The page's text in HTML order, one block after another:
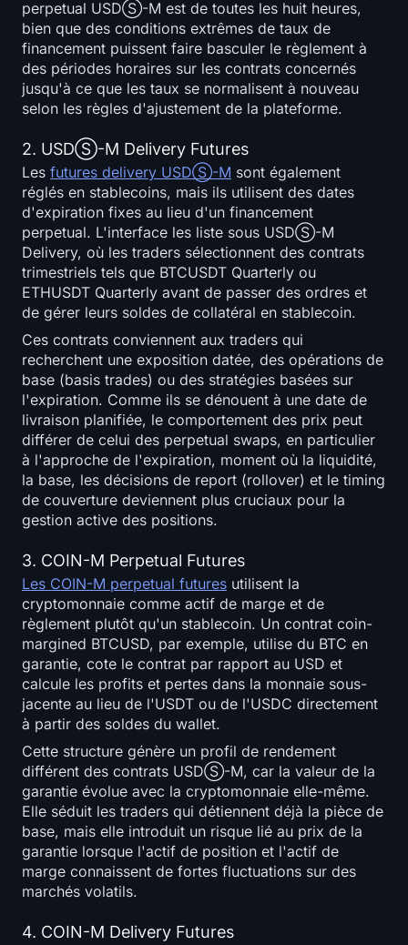
perpetual USDⓈ-M est de toutes les huit heures,
bien que des conditions extrêmes de taux de
financement puissent faire basculer le règlement à
des périodes horaires sur les contrats concernés
jusqu'à ce que les taux se normalisent à nouveau
selon les règles d'ajustement de la plateforme.
2. USDⓈ-M Delivery Futures
Les futures delivery USDⓈ-M sont également
réglés en stablecoins, mais ils utilisent des dates
d'expiration fixes au lieu d'un financement
perpetual. L'interface les liste sous USDⓈ-M
Delivery, où les traders sélectionnent des contrats
trimestriels tels que BTCUSDT Quarterly ou
ETHUSDT Quarterly avant de passer des ordres et
de gérer leurs soldes de collatéral en stablecoin.
Ces contrats conviennent aux traders qui
recherchent une exposition datée, des opérations de
base (basis trades) ou des stratégies basées sur
l'expiration. Comme ils se dénouent à une date de
livraison planifiée, le comportement des prix peut
différer de celui des perpetual swaps, en particulier
à l'approche de l'expiration, moment où la liquidité,
la base, les décisions de report (rollover) et le timing
de couverture deviennent plus cruciaux pour la
gestion active des positions.
3. COIN-M Perpetual Futures
Les COIN-M perpetual futures utilisent la
cryptomonnaie comme actif de marge et de
règlement plutôt qu'un stablecoin. Un contrat coin-
margined BTCUSD, par exemple, utilise du BTC en
garantie, cote le contrat par rapport au USD et
calcule les profits et pertes dans la monnaie sous-
jacente au lieu de l'USDT ou de l'USDC directement
à partir des soldes du wallet.
Cette structure génère un profil de rendement
différent des contrats USDⓈ-M, car la valeur de la
garantie évolue avec la cryptomonnaie elle-même.
Elle séduit les traders qui détiennent déjà la pièce de
base, mais elle introduit un risque lié au prix de la
garantie lorsque l'actif de position et l'actif de
marge connaissent de fortes fluctuations sur des
marchés volatils.
4. COIN-M Delivery Futures